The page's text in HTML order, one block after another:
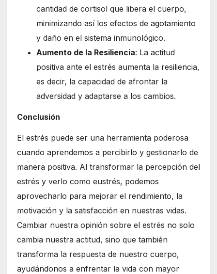
cantidad de cortisol que libera el cuerpo,
minimizando así los efectos de agotamiento
y daño en el sistema inmunológico.
Aumento de la Resiliencia: La actitud
positiva ante el estrés aumenta la resiliencia,
es decir, la capacidad de afrontar la
adversidad y adaptarse a los cambios.
Conclusión
El estrés puede ser una herramienta poderosa
cuando aprendemos a percibirlo y gestionarlo de
manera positiva. Al transformar la percepción del
estrés y verlo como eustrés, podemos
aprovecharlo para mejorar el rendimiento, la
motivación y la satisfacción en nuestras vidas.
Cambiar nuestra opinión sobre el estrés no solo
cambia nuestra actitud, sino que también
transforma la respuesta de nuestro cuerpo,
ayudándonos a enfrentar la vida con mayor